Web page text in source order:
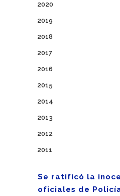
2020
2019
2018
2017
2016
2015
2014
2013
2012
2011
Se ratificó la
oficiales de